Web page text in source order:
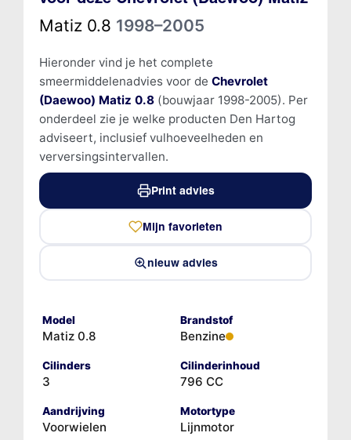
Matiz 0.8 1998–2005
Hieronder vind je het complete
smeermiddelenadvies voor de Chevrolet
(Daewoo) Matiz 0.8(bouwjaar 1998-2005). Per
onderdeel zie je welke producten Den Hartog
adviseert, inclusief vulhoeveelheden en
verversingsintervallen.
Print advies
Mijn favorieten
nieuw advies
Model
Matiz 0.8
Brandstof
Benzine
Cilinders
3
Cilinderinhoud
796 CC
Aandrijving
Voorwielen
Motortype
Lijnmotor